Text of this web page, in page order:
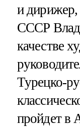
и дирижер,
СССР
качестве
Турецко-
пройдет в